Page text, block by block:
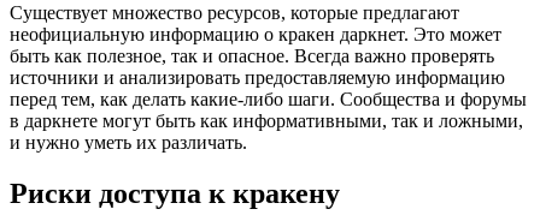
Существует множество ресурсов, которые предлагают
неофициальную информацию о кракен даркнет. Это может
быть как полезное, так и опасное. Всегда важно проверять
источники и анализировать предоставляемую информацию
перед тем, как делать какие-либо шаги. Сообщества и форумы
в даркнете могут быть как информативными, так и ложными,
и нужно уметь их различать.
Риски доступа к кракену